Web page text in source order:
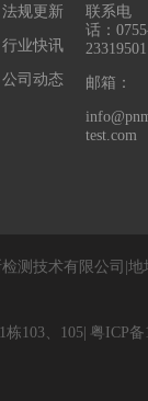
法规更新
行业快讯
公司动态
联系电
话：
23319501
邮箱：
test.com
测技术有限公司 地
103、105 粤 ICP备